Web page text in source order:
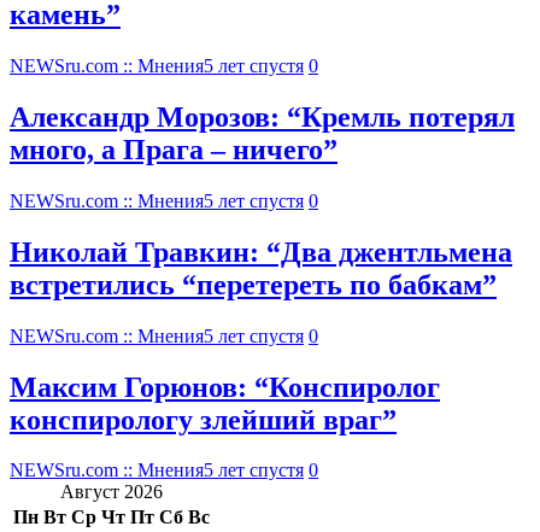
камень”
NEWSru.com :: Мнения5 лет спустя 0
Александр Морозов: “Кремль потерял
много, а Прага – ничего”
NEWSru.com :: Мнения5 лет спустя 0
Николай Травкин: “Два джентльмена
встретились “перетереть по бабкам”
NEWSru.com :: Мнения5 лет спустя 0
Максим Горюнов: “Конспиролог
конспирологу злейший враг”
NEWSru.com :: Мнения5 лет спустя 0
Август 2026
Пн Вт Ср Чт Пт Сб Вс